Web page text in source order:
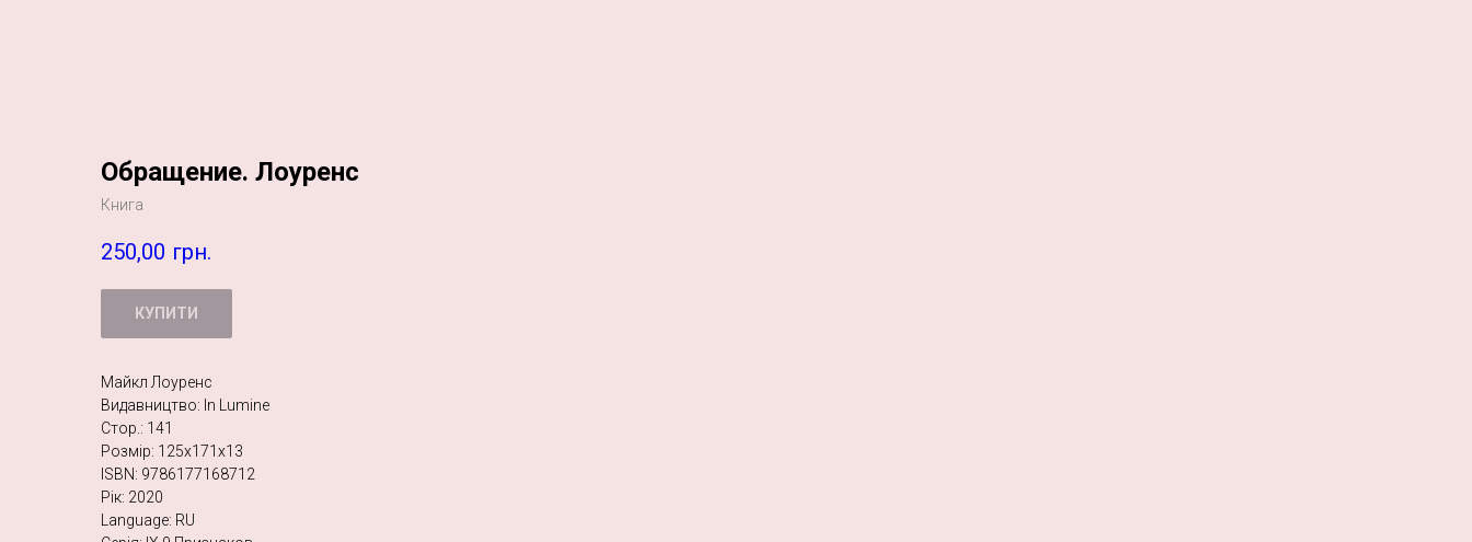
Обращение. Лоуренс
Книга
250,00 грн.
КУПИТИ
Майкл Лоуренс
Видавництво: In Lumine
Стор.: 141
Розмір: 125х171х13
ISBN: 9786177168712
Рік: 2020
Language: RU